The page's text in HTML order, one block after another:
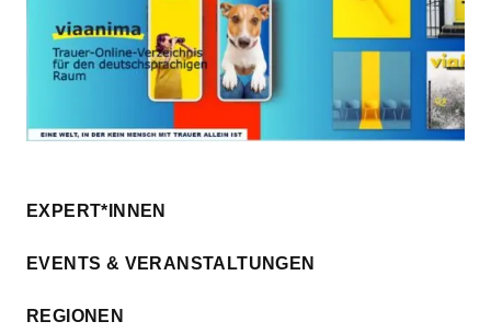
EXPERT*INNEN
EVENTS & VERANSTALTUNGEN
REGIONEN